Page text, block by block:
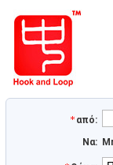
από:
Να: